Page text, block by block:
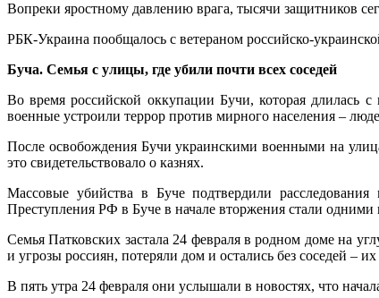
Вопреки яростному давлению врага, тысячи защитников
РБК-Украина пообщалось с ветераном российско-
Буча. Семья с улицы, где убили почти всех соседей
Во время российской оккупации Бучи, которая длилась
военные устроили террор против мирного населения –
После освобождения Бучи украинскими военными на
это свидетельствовало о казнях.
Массовые убийства в Буче подтвердили
Преступления РФ в Буче в начале вторжения стали
Семья Патковских застала 24 февраля в родном доме на
и угрозы россиян, потеряли дом и остались без соседей –
В пять утра 24 февраля они услышали в новостях, что